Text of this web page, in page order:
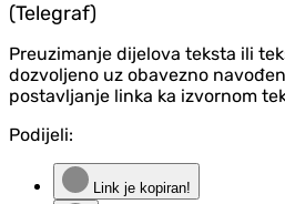
(Telegraf)
Preuzimanje dijelova teksta ili
dozvoljeno uz obavezno
postavljanje linka ka izvornom
Podijeli:
Link je kopiran!